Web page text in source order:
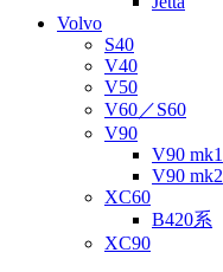
Volvo
S40
V40
V50
V60／S60
V90
V90 mk1
V90 mk2
XC60
B420系
XC90